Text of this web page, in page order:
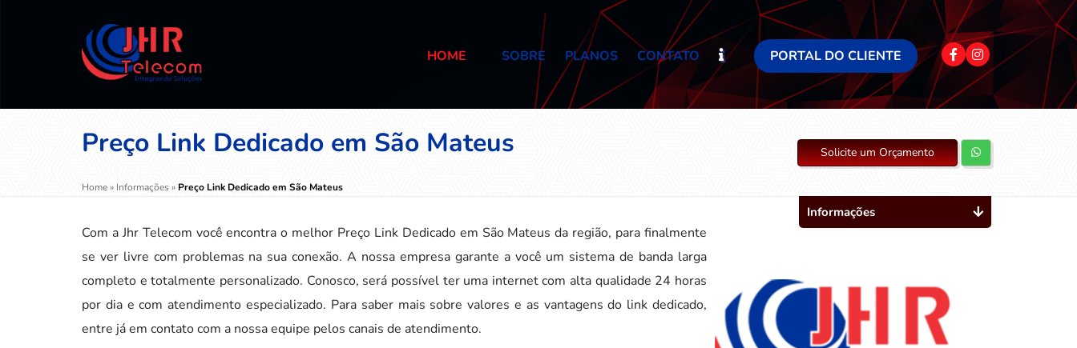
HOME SOBRE PLANOS CONTATO PORTAL DO CLIENTE
Preço Link Dedicado em São Mateus
Home» Informações »Preço Link Dedicado em São Mateus
Solicite um Orçamento
Com a Jhr Telecom você encontra o melhor Preço Link Dedicado em São Mateus da região, para finalmente
se ver livre com problemas na sua conexão. A nossa empresa garante a você um sistema de banda larga
completo e totalmente personalizado. Conosco, será possível ter uma internet com alta qualidade 24 horas
por dia e com atendimento especializado. Para saber mais sobre valores e as vantagens do link dedicado,
entre já em contato com a nossa equipe pelos canais de atendimento.
Informações